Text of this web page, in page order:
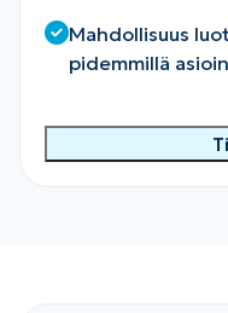
Mahdollisuus
pidemmillä